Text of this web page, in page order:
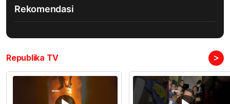
Rekomendasi
Republika TV >